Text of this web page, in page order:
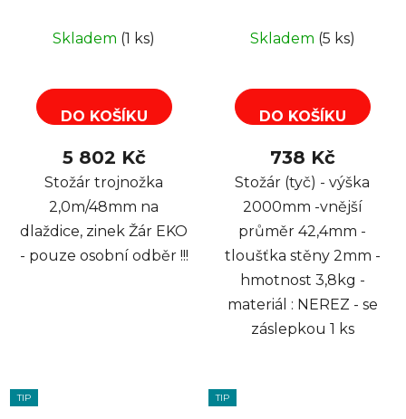
Skladem (1 ks)
DO KOŠÍKU
5 802 Kč
Stožár trojnožka
2,0m/48mm na
dlaždice, zinek Žár EKO
- pouze osobní odběr !!!
Skladem (5 ks)
DO KOŠÍKU
738 Kč
Stožár (tyč) - výška
2000mm -vnější
průměr 42,4mm -
tloušťka stěny 2mm -
hmotnost 3,8kg -
materiál : NEREZ - se
záslepkou 1 ks
TIP TIP